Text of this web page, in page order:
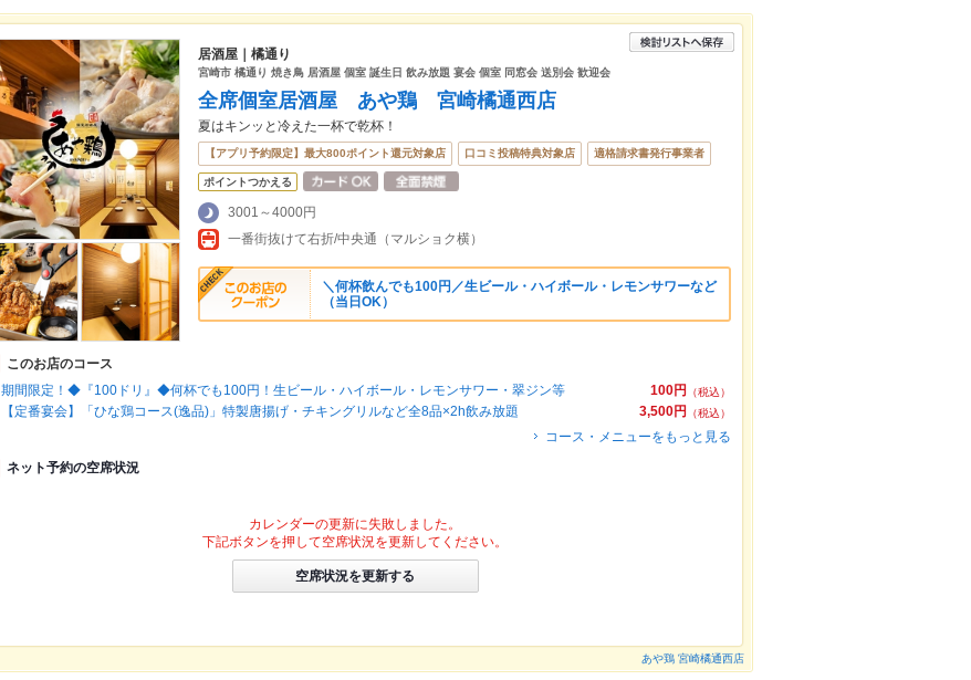
居酒屋｜橘通り
宮崎市 橘通り 焼き鳥 居酒屋 個室 誕生日 飲み放題 宴会 個室 同窓会 送別会 歓迎会
全席個室居酒屋 あや鶏 宮崎橘通西店
夏はキンッと冷えた一杯で乾杯！
【アプリ予約限定】最大800ポイント還元対象店 口コミ投稿特典対象店 適格請求書発行事業者
ポイントつかえる
3001～4000円
一番街抜けて右折/中央通（マルショク横）
＼何杯飲んでも100円／生ビール・ハイボール・レモンサワーなど
（当日OK）
このお店のコース
100円
（税込）
期間限定！◆『100ドリ』◆何杯でも100円！生ビール・ハイボール・レモンサワー・翠ジン等
3,500円
（税込）
【定番宴会】「ひな鶏コース(逸品)」特製唐揚げ・チキングリルなど全8品×2h飲み放題
コース・メニューをもっと見る
ネット予約の空席状況
カレンダーの更新に失敗しました。
下記ボタンを押して空席状況を更新してください。
空席状況を更新する
あや鶏 宮崎橘通西店